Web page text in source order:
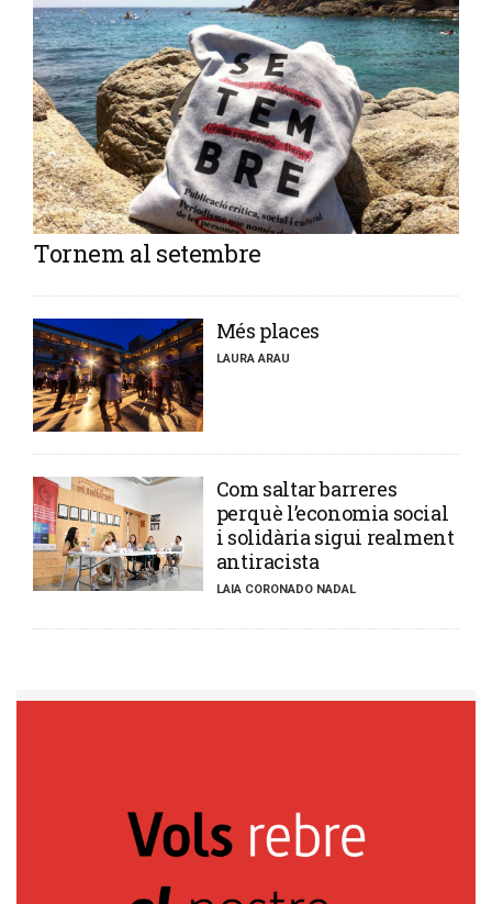
Tornem al setembre
​Més places
LAURA ARAU
​Com saltar barreres
perquè l’economia social
i solidària sigui realment
antiracista
LAIA CORONADO NADAL